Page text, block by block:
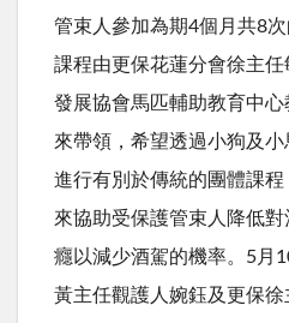
管束人參加為期4個月共8
課程由更保花蓮分會徐主
發展協會馬匹輔助教育中
來帶領，希望透過小狗及
進行有別於傳統的團體課
來協助受保護管束人降低
癮以減少酒駕的機率。5月
黃主任觀護人婉鈺及更保